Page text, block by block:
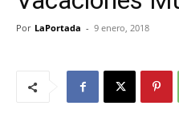
Por LaPortada - 9 enero, 2018